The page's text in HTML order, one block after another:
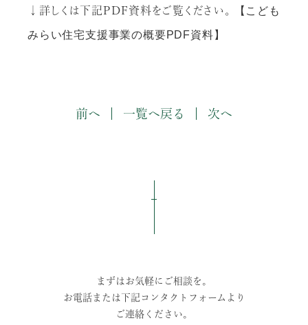
↓詳しくは下記PDF資料をご覧ください。 【こども
みらい住宅支援事業の概要PDF資料】
前へ 一覧へ戻る 次へ
まずはお気軽にご相談を。
お電話または下記コンタクトフォームより
ご連絡ください。